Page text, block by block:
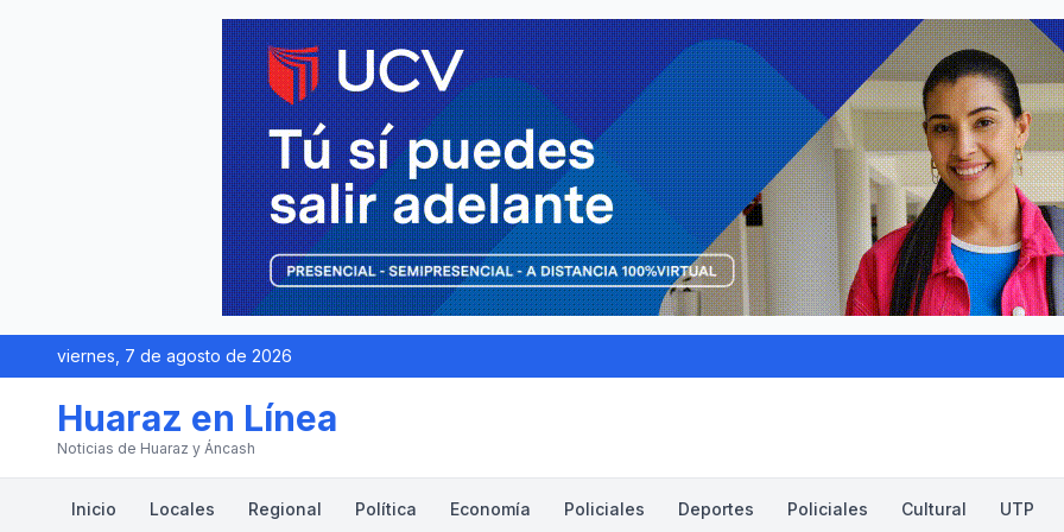
viernes, 7 de agosto de 2026
Huaraz en Línea
Noticias de Huaraz y Áncash
Inicio Locales Regional Política Economía Policiales Deportes Policiales Cultural UTP